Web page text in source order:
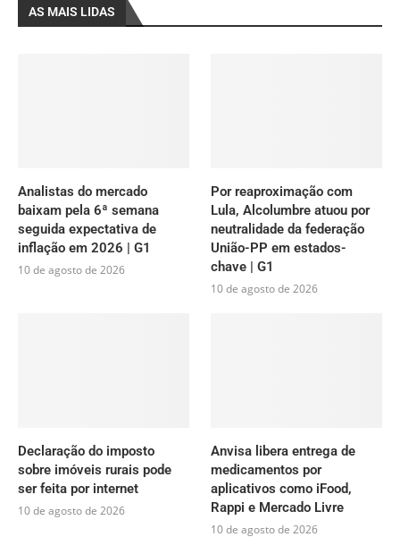
AS MAIS LIDAS
Analistas do mercado
baixam pela 6ª semana
seguida expectativa de
inflação em 2026 | G1
10 de agosto de 2026
Por reaproximação com
Lula, Alcolumbre atuou por
neutralidade da federação
União-PP em estados-
chave | G1
10 de agosto de 2026
Declaração do imposto
sobre imóveis rurais pode
ser feita por internet
10 de agosto de 2026
Anvisa libera entrega de
medicamentos por
aplicativos como iFood,
Rappi e Mercado Livre
10 de agosto de 2026